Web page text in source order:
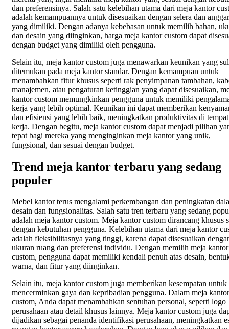
dan preferensinya. Salah satu kelebihan utama dari meja kantor
adalah kemampuannya untuk disesuaikan dengan selera dan
yang dimiliki. Dengan adanya kebebasan untuk memilih bahan,
dan desain yang diinginkan, harga meja kantor custom dapat
dengan budget yang dimiliki oleh pengguna.
Selain itu, meja kantor custom juga menawarkan keunikan yang
ditemukan pada meja kantor standar. Dengan kemampuan untuk
menambahkan fitur khusus seperti rak penyimpanan tambahan,
manajemen, atau pengaturan ketinggian yang dapat disesuaikan,
kantor custom memungkinkan pengguna untuk memiliki
kerja yang lebih optimal. Keunikan ini dapat memberikan
dan efisiensi yang lebih baik, meningkatkan produktivitas di tempat
kerja. Dengan begitu, meja kantor custom dapat menjadi pilihan
tepat bagi mereka yang menginginkan meja kantor yang unik,
fungsional, dan sesuai dengan budget.
Trend meja kantor terbaru yang sedang
populer
Mebel kantor terus mengalami perkembangan dan peningkatan
desain dan fungsionalitas. Salah satu tren terbaru yang sedang
adalah meja kantor custom. Meja kantor custom dirancang khusus
dengan kebutuhan pengguna. Kelebihan utama dari meja kantor
adalah fleksibilitasnya yang tinggi, karena dapat disesuaikan
ukuran ruang dan preferensi individu. Dengan memilih meja kantor
custom, pengguna dapat memiliki kendali penuh atas desain,
warna, dan fitur yang diinginkan.
Selain itu, meja kantor custom juga memberikan kesempatan untuk
mencerminkan gaya dan kepribadian pengguna. Dalam meja kantor
custom, Anda dapat menambahkan sentuhan personal, seperti logo
perusahaan atau detail khusus lainnya. Meja kantor custom juga
dijadikan sebagai penanda identifikasi perusahaan, meningkatkan